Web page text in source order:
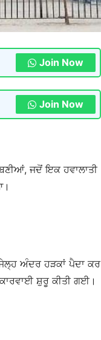
Join Now
Join Now
ਜਦੋਂ ਇਕ ਹਵਾਲਾਤੀ
ਅੰਦਰ ਹੜਕਾਂ ਪੈਦਾ ਕਰ
ਸ਼ੁਰੂ ਕੀਤੀ ਗਈ।